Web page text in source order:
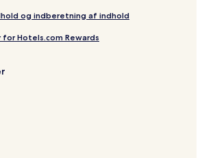
og indberetning af indhold
Hotels.com Rewards